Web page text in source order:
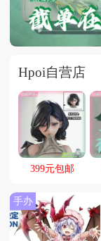
广告
Hpoi自营店
399元包邮
手办